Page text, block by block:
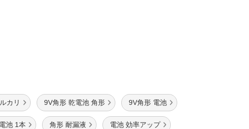
カリ 9V角形 乾電池 角形 9V角形 電池
電池 1本 角形 耐漏液 電池 効率アップ